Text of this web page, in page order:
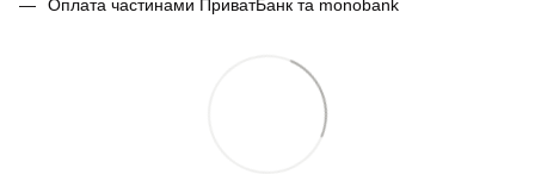
Оплата частинами ПриватБанк та monobank